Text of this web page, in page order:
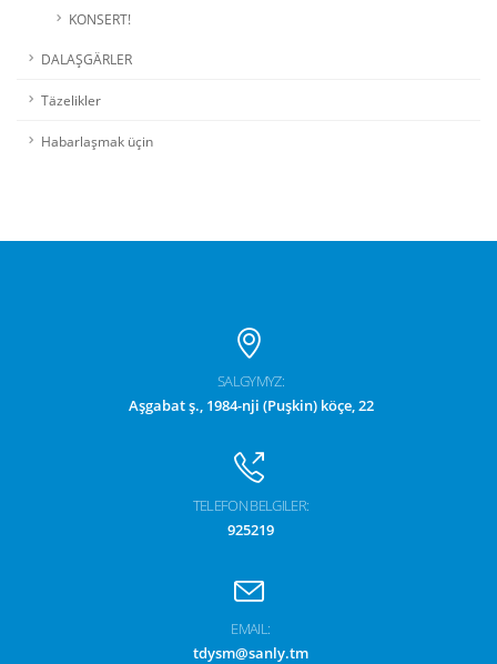
KONSERT!
DALAŞGÄRLER
Täzelikler
Habarlaşmak üçin
SALGYMYZ:
Aşgabat ş., 1984-nji (Puşkin) köçe, 22
TELEFON BELGILER:
925219
EMAIL:
tdysm@sanly.tm